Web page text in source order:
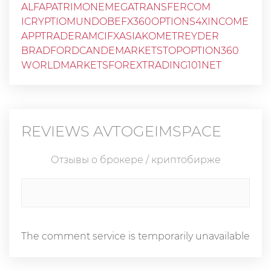
ALFAPATRIMONEMEGATRANSFERCOM
ICRYPTIOMUNDOBEFX360OPTIONS4XINCOME
APPTRADERAMCIFXASIAKOMETREYDER
BRADFORDCANDEMARKETSTOPOPTION360
WORLDMARKETSFOREXTRADING101NET
REVIEWS AVTOGEIMSPACE
Отзывы о брокере / криптобирже
The comment service is temporarily unavailable